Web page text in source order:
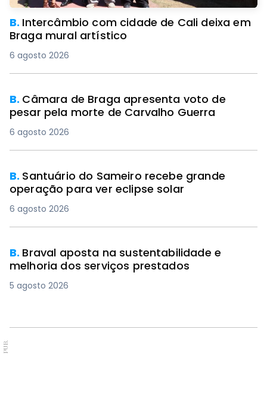
B. Intercâmbio com cidade de Cali deixa em
Braga mural artístico
6 agosto 2026
B. Câmara de Braga apresenta voto de
pesar pela morte de Carvalho Guerra
6 agosto 2026
B. Santuário do Sameiro recebe grande
operação para ver eclipse solar
6 agosto 2026
B. Braval aposta na sustentabilidade e
melhoria dos serviços prestados
5 agosto 2026
PUB.